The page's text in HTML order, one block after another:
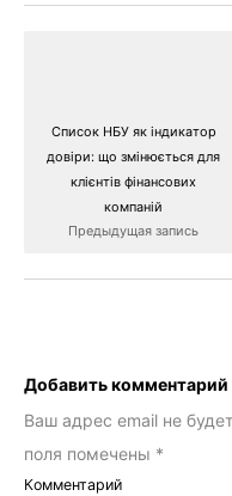
Список НБУ як індикатор
довіри: що змінюється для
клієнтів фінансових
компаній
Предыдущая запись
Добавить комментарий
Ваш адрес email не
поля помечены *
Комментарий